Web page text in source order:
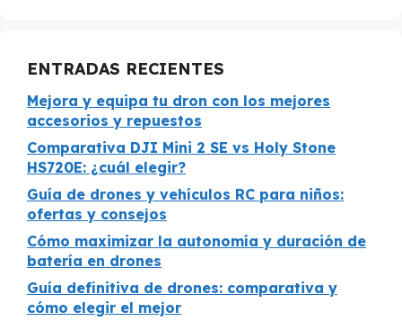
ENTRADAS RECIENTES
Mejora y equipa tu dron con los mejores
accesorios y repuestos
Comparativa DJI Mini 2 SE vs Holy Stone
HS720E: ¿cuál elegir?
Guía de drones y vehículos RC para niños:
ofertas y consejos
Cómo maximizar la autonomía y duración de
batería en drones
Guía definitiva de drones: comparativa y
cómo elegir el mejor